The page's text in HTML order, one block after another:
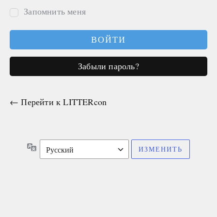
Запомнить меня
Забыли пароль?
← Перейти к LITTERcon
Язык